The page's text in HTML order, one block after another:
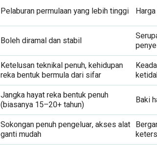
Pelaburan permulaan yang lebih tinggi
Boleh diramal dan stabil
Ketelusan teknikal penuh, kehidupan
reka bentuk bermula dari sifar
Jangka hayat reka bentuk penuh
(biasanya 15–20+ tahun)
Baki
Sokongan penuh pengeluar, akses alat
ganti mudah